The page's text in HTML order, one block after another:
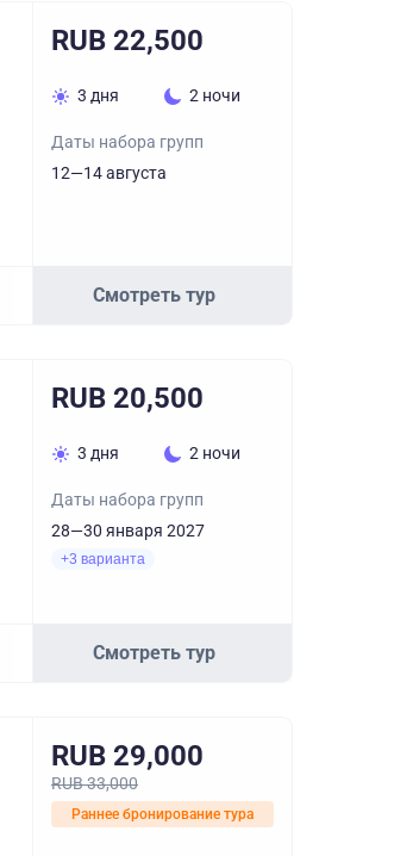
RUB 22,500
3 дня 2 ночи
Даты набора групп
12—14 августа
Смотреть тур
RUB 20,500
3 дня 2 ночи
Даты набора групп
28—30 января 2027
+3 варианта
Смотреть тур
RUB 29,000
RUB 33,000
Раннее бронирование тура